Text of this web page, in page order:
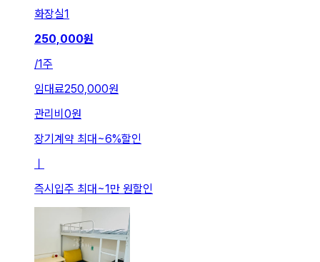
화장실1
250,000원
/1주
임대료250,000원
관리비 0원
장기계약 최대 ~6%할인
즉시입주 최대 ~1만 원할인